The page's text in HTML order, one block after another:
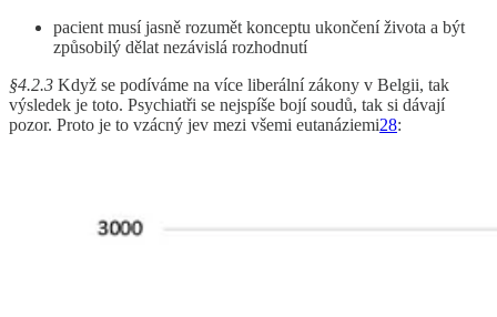
pacient musí jasně rozumět konceptu ukončení života a být
způsobilý dělat nezávislá rozhodnutí
§4.2.3 Když se podíváme na více liberální zákony v Belgii, tak
výsledek je toto. Psychiatři se nejspíše bojí soudů, tak si dávají
pozor. Proto je to vzácný jev mezi všemi eutanáziemi28: